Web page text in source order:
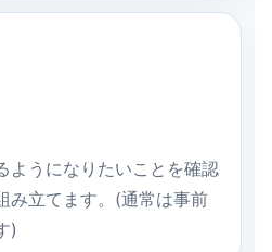
ようになりたいことを確認
み立てます。(通常は事前
)